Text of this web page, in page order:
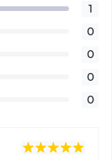
1
0
0
0
0